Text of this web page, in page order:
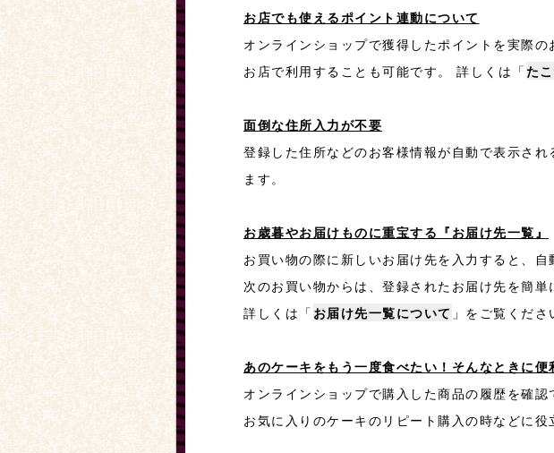
お店でも使えるポイント連動について
オンラインショップで獲得したポイントを実際
お店で利用することも可能です。 詳しくは「た
面倒な住所入力が不要
登録した住所などのお客様情報が自動で表示さ
ます。
お歳暮やお届けものに重宝する『お届け先一覧』
お買い物の際に新しいお届け先を入力すると、自
次のお買い物からは、登録されたお届け先を簡単
詳しくは「 お届け先一覧について 」をご覧くださ
あのケーキをもう一度食べたい！そんなときに便
オンラインショップで購入した商品の履歴を確認
お気に入りのケーキのリピート購入の時などに役